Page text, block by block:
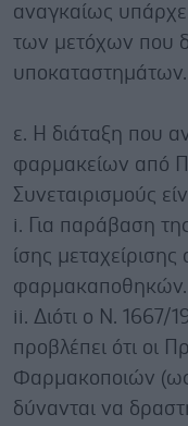
αναγκαίως
των μετόχων που
υποκαταστημάτων.
ε. Η διάταξη που
φαρμακείων από
Συνεταιρισμούς
i. Για παράβαση
ίσης
φαρμακαποθηκών.
ii. Διότι ο Ν. 1667/
προβλέπει ότι οι
Φαρμακοποιών (ως
δύνανται να